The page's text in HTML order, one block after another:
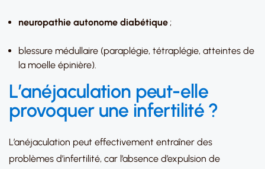
neuropathie autonome diabétique;
blessure médullaire (paraplégie, tétraplégie, atteintes de
la moelle épinière).
L’anéjaculation peut-elle
provoquer une infertilité ?
L’anéjaculation peut effectivement entraîner des
problèmes d’infertilité, car l’absence d’expulsion de